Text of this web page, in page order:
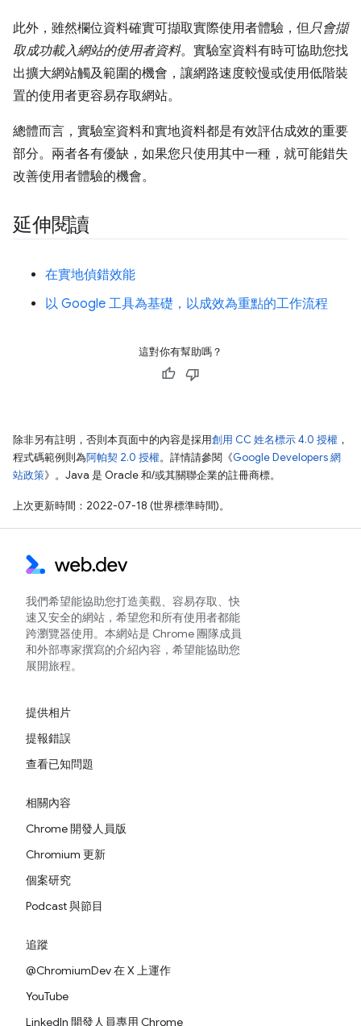
此外，雖然欄位資料確實可擷取實際使用者體驗，但 只會擷
取成功載入網站的使用者資料。實驗室資料有時可協助您找
出擴大網站觸及範圍的機會，讓網路速度較慢或使用低階裝
置的使用者更容易存取網站。
總體而言，實驗室資料和實地資料都是有效評估成效的重要
部分。兩者各有優缺，如果您只使用其中一種，就可能錯失
改善使用者體驗的機會。
延伸閱讀
在實地偵錯效能
以 Google 工具為基礎，以成效為重點的工作流程
這對你有幫助嗎？
除非另有註明，否則本頁面中的內容是採用創用 CC 姓名標示 4.0 授權 ，
程式碼範例則為阿帕契 2.0 授權。詳情請參閱《Google Developers 網
站政策》。Java 是 Oracle 和/或其關聯企業的註冊商標。
上次更新時間：2022-07-18 (世界標準時間)。
我們希望能協助您打造美觀、容易存取、快
速又安全的網站，希望您和所有使用者都能
跨瀏覽器使用。本網站是 Chrome 團隊成員
和外部專家撰寫的介紹內容，希望能協助您
展開旅程。
提供相片
提報錯誤
查看已知問題
相關內容
Chrome 開發人員版
Chromium 更新
個案研究
Podcast 與節目
追蹤
@ChromiumDev 在 X 上運作
YouTube
LinkedIn 開發人員專用 Chrome